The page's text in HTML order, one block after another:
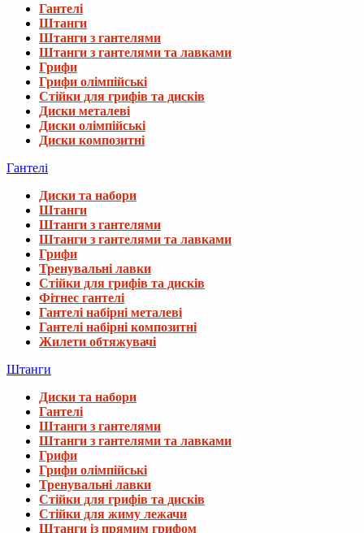
Гантелі
Штанги
Штанги з гантелями
Штанги з гантелями та лавками
Грифи
Грифи олімпійські
Стійки для грифів та дисків
Диски металеві
Диски олімпійські
Диски композитні
Гантелі
Диски та набори
Штанги
Штанги з гантелями
Штанги з гантелями та лавками
Грифи
Тренувальні лавки
Стійки для грифів та дисків
Фітнес гантелі
Гантелі набірні металеві
Гантелі набірні композитні
Жилети обтяжувачі
Штанги
Диски та набори
Гантелі
Штанги з гантелями
Штанги з гантелями та лавками
Грифи
Грифи олімпійські
Тренувальні лавки
Стійки для грифів та дисків
Стійки для жиму лежачи
Штанги із прямим грифом